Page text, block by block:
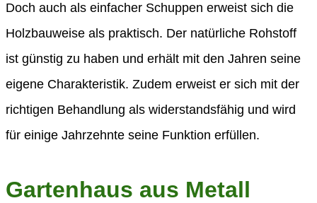
Doch auch als einfacher Schuppen erweist sich die
Holzbauweise als praktisch. Der natürliche Rohstoff
ist günstig zu haben und erhält mit den Jahren seine
eigene Charakteristik. Zudem erweist er sich mit der
richtigen Behandlung als widerstandsfähig und wird
für einige Jahrzehnte seine Funktion erfüllen.
Gartenhaus aus Metall